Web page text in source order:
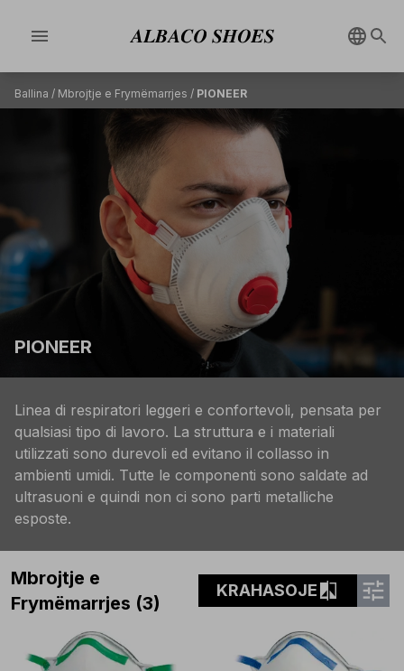
menu
Ballina / Mbrojtje e Frymëmarrjes / PIONEER
PIONEER
Linea di respiratori leggeri e confortevoli, pensata per
qualsiasi tipo di lavoro. La struttura e i materiali
utilizzati sono durevoli ed evitano il collasso in
ambienti umidi. Tutte le componenti sono saldate ad
ultrasuoni e quindi non ci sono parti metalliche
esposte.
Mbrojtje e
Frymëmarrjes (3)
KRAHASOJEcompare tune